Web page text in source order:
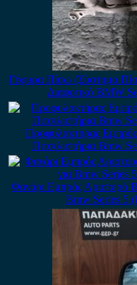
Γέφυρα Πίσω (Σύστημα
Διαφοτικό BMW
Προφυλακτήρας Εμπρός
Πιτσιλιστήρια Bmw
Φανάρι Εμπρός Αριστερό
Bmw Series 5